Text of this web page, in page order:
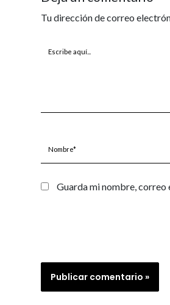
Tu dirección de correo
Escribe
Guarda mi nombre, correo